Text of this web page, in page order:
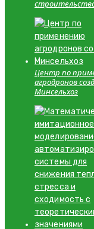
пищевой
Центр по
агродронов
Минсельхоз